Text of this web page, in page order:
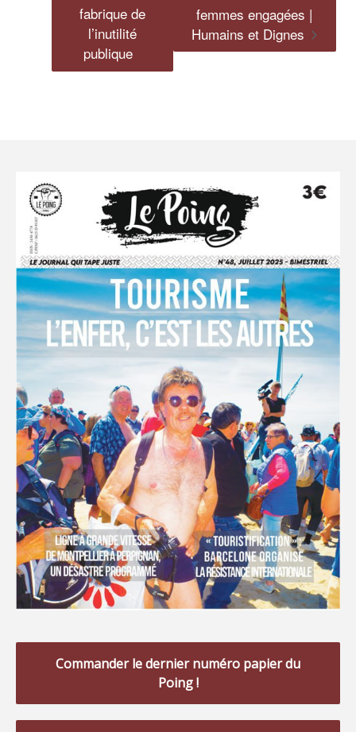
fabrique de
l’inutilité
publique
femmes engagées |
Humains et Dignes
Commander le dernier numéro papier du
Poing !